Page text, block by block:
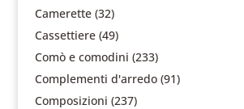
Camerette (32)
Cassettiere (49)
Comò e comodini (233)
Complementi d'arredo (91)
Composizioni (237)